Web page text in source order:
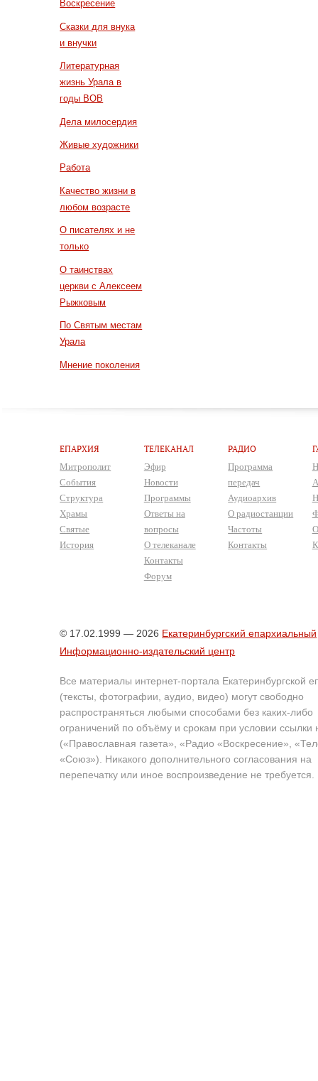
Воскресение
Сказки для внука
и внучки
Литературная
жизнь Урала в
годы ВОВ
Дела милосердия
Живые художники
Работа
Качество жизни в
любом возрасте
О писателях и не
только
О таинствах
церкви с Алексеем
Рыжковым
По Святым местам
Урала
Мнение поколения
ЕПАРХИЯ
Митрополит
События
Структура
Храмы
Святые
История
ТЕЛЕКАНАЛ
Эфир
Новости
Программы
Ответы на
вопросы
О телеканале
Контакты
Форум
РАДИО
Программа
передач
Аудиоархив
О радиостанции
Частоты
Контакты
© 17.02.1999 — 2026 Екатеринбургский епархиальный
Информационно-издательский центр
Все материалы интернет-портала Екатеринбургской
(тексты, фотографии, аудио, видео) могут свободно
распространяться любыми способами без каких-либо
ограничений по объёму и срокам при условии ссылки
(«Православная газета», «Радио «Воскресение»,
«Союз»). Никакого дополнительного согласования на
перепечатку или иное воспроизведение не требуется.